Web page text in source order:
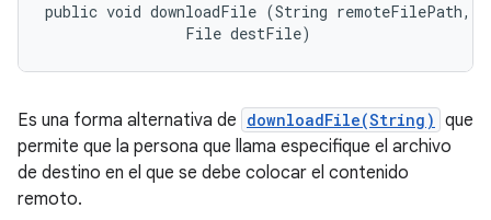
public void downloadFile (String remoteFilePath,
                File destFile)
Es una forma alternativa de downloadFile(String) que
permite que la persona que llama especifique el archivo
de destino en el que se debe colocar el contenido
remoto.